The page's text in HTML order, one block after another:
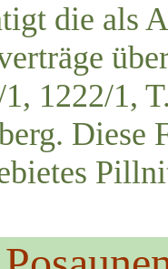
die als
1222/1,
Diese